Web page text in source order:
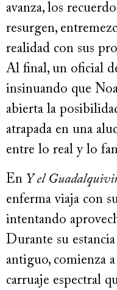
avanza, los
resurgen,
realidad con sus
Al final, un oficial
insinuando que
abierta la
atrapada en una
entre lo real y lo
En Y el
enferma viaja con
intentando
Durante su
antiguo, comienza
carruaje espectral